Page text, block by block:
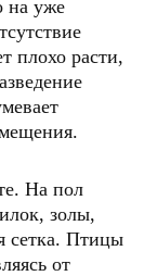
на уже
плохо расти,
На пол
золы,
сетка. Птицы
от